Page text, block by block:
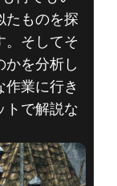
たものを探
。そしてそ
かを分析し
業に行き
トで解説な